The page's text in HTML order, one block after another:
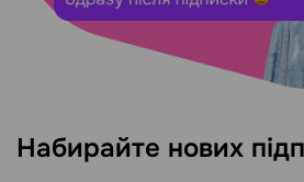
Набирайте нових